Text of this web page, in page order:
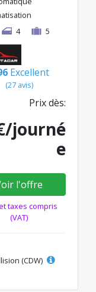
4 5
Excellent
(27 avis)
Prix dès:
journé
e
l'offre
taxes compris
(VAT)
(CDW)